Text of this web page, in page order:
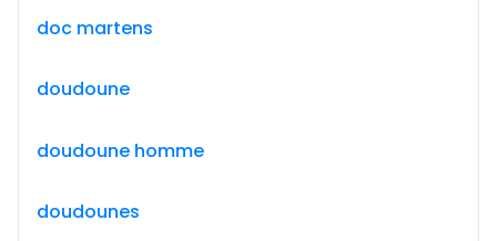
doc martens
doudoune
doudoune homme
doudounes